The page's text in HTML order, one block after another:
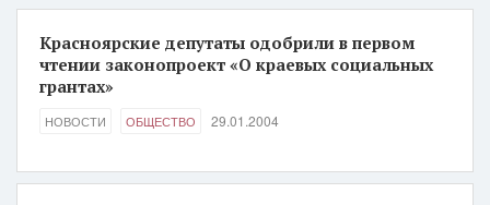
Красноярские депутаты одобрили в первом
чтении законопроект «О краевых социальных
грантах»
НОВОСТИ ОБЩЕСТВО 29.01.2004